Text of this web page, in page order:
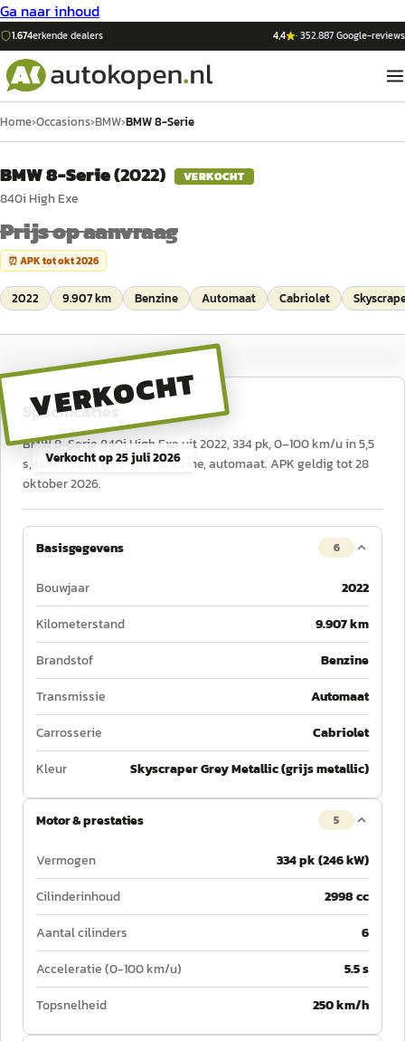
Ga naar inhoud
1.674erkende dealers 4,4 ·352.887Google-reviews
Home›Occasions›BMW›BMW 8-Serie
BMW 8-Serie(2022) VERKOCHT
840i High Exe
Prijs op aanvraag
⏰ APK totokt 2026
2022 9.907 km Benzine Automaat Cabriolet
VERKOCHT
Verkocht op25 juli 2026
Specificaties
BMW 8-Serie 840i High Exe uit 2022, 334 pk, 0–100 km/u in 5,5
s, tellerstand 9.907 km, benzine, automaat. APK geldig tot 28
oktober 2026.
Basisgegevens 6
Bouwjaar
2022
Kilometerstand
9.907 km
Brandstof
Benzine
Transmissie
Automaat
Carrosserie
Cabriolet
Kleur
Skyscraper Grey Metallic (grijs metallic)
Motor & prestaties 5
Vermogen
334 pk (246 kW)
Cilinderinhoud
2998 cc
Aantal cilinders
6
Acceleratie (0-100 km/u)
5.5 s
Topsnelheid
250 km/h